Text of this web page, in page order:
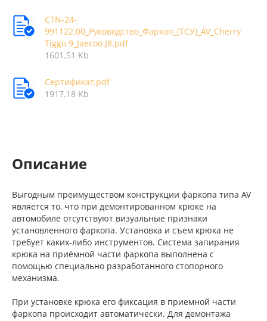
CTN-24-
991122.00_Руководство_Фаркоп_(ТСУ)_AV_Cherry
Tiggo 9_Jaecoo J8.pdf
1601.51 Kb
Сертификат.pdf
1917.18 Kb
Описание
Выгодным преимуществом конструкции фаркопа типа AV
является то, что при демонтированном крюке на
автомобиле отсутствуют визуальные признаки
установленного фаркопа. Установка и съем крюка не
требует каких-либо инструментов. Система запирания
крюка на приёмной части фаркопа выполнена с
помощью специально разработанного стопорного
механизма.
При установке крюка его фиксация в приемной части
фаркопа происходит автоматически. Для демонтажа